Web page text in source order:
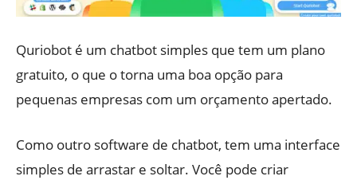
Quriobot é um chatbot simples que tem um plano
gratuito, o que o torna uma boa opção para
pequenas empresas com um orçamento apertado.
Como outro software de chatbot, tem uma interface
simples de arrastar e soltar. Você pode criar